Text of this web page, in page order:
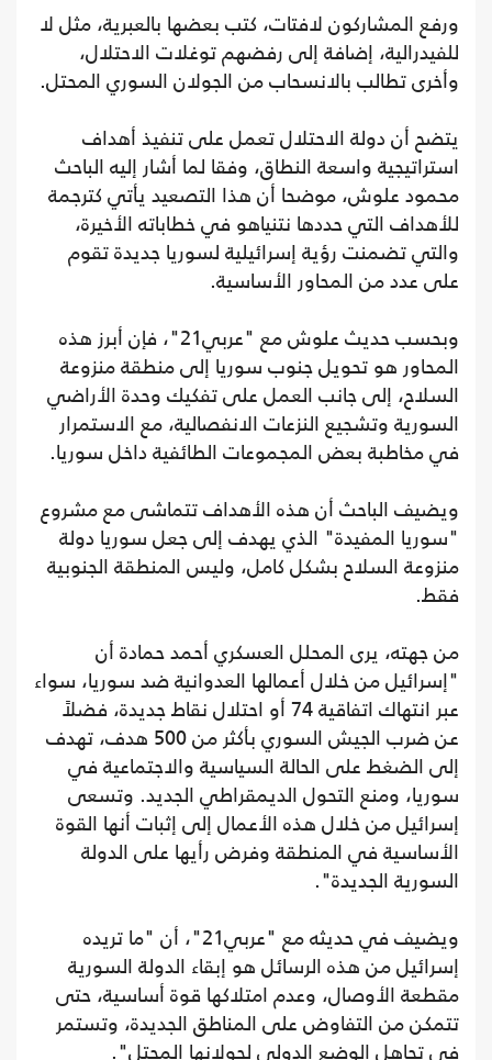
ورفع المشاركون لافتات، كتب بعضها بالعبرية، مثل لا
للفيدرالية، إضافة إلى رفضهم توغلات الاحتلال،
وأخرى تطالب بالانسحاب من الجولان السوري المحتل.
يتضح أن دولة الاحتلال تعمل على تنفيذ أهداف
استراتيجية واسعة النطاق، وفقا لما أشار إليه الباحث
محمود علوش، موضحا أن هذا التصعيد يأتي كترجمة
للأهداف التي حددها نتنياهو في خطاباته الأخيرة،
والتي تضمنت رؤية إسرائيلية لسوريا جديدة تقوم
على عدد من المحاور الأساسية.
وبحسب حديث علوش مع "عربي21"، فإن أبرز هذه
المحاور هو تحويل جنوب سوريا إلى منطقة منزوعة
السلاح، إلى جانب العمل على تفكيك وحدة الأراضي
السورية وتشجيع النزعات الانفصالية، مع الاستمرار
في مخاطبة بعض المجموعات الطائفية داخل سوريا.
ويضيف الباحث أن هذه الأهداف تتماشى مع مشروع
"سوريا المفيدة" الذي يهدف إلى جعل سوريا دولة
منزوعة السلاح بشكل كامل، وليس المنطقة الجنوبية
فقط.
من جهته، يرى المحلل العسكري أحمد حمادة أن
"إسرائيل من خلال أعمالها العدوانية ضد سوريا، سواء
عبر انتهاك اتفاقية 74 أو احتلال نقاط جديدة، فضلاً
عن ضرب الجيش السوري بأكثر من 500 هدف، تهدف
إلى الضغط على الحالة السياسية والاجتماعية في
سوريا، ومنع التحول الديمقراطي الجديد. وتسعى
إسرائيل من خلال هذه الأعمال إلى إثبات أنها القوة
الأساسية في المنطقة وفرض رأيها على الدولة
السورية الجديدة".
ويضيف في حديثه مع "عربي21"، أن "ما تريده
إسرائيل من هذه الرسائل هو إبقاء الدولة السورية
مقطعة الأوصال، وعدم امتلاكها قوة أساسية، حتى
تتمكن من التفاوض على المناطق الجديدة، وتستمر
في تجاهل الوضع الدولي لجولانها المحتل".